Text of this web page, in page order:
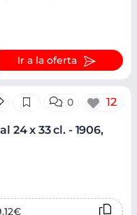
Ir a la oferta
0 12
24 x 33 cl. - 1906,